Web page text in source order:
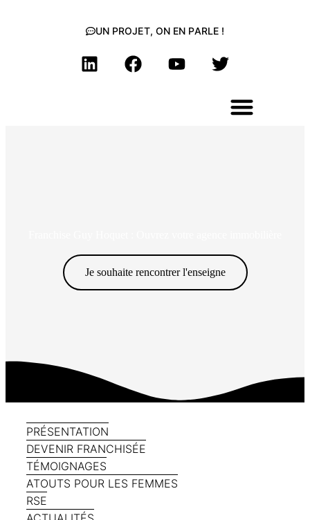
UN PROJET, ON EN PARLE !
Je souhaite rencontrer l'enseigne
PRÉSENTATION
DEVENIR FRANCHISÉE
TÉMOIGNAGES
ATOUTS POUR LES FEMMES
RSE